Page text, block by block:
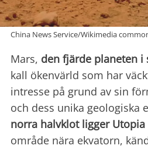
China News Service/Wikimedia
Mars, den fjärde planeten i
kall ökenvärld som har
intresse på grund av sin
och dess unika geologiska
norra halvklot ligger
område nära ekvatorn,